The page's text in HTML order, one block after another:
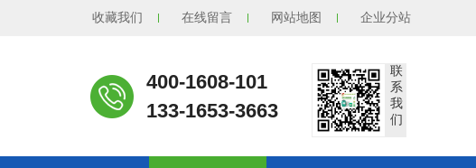
收藏我们 在线留言 网站地图 企业分站
联
系
我
们
400-1608-101
133-1653-3663